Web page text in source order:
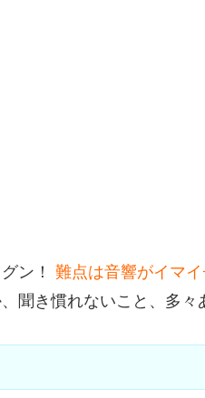
ン！ 難点は音響がイマイ
聞き慣れないこと、多々